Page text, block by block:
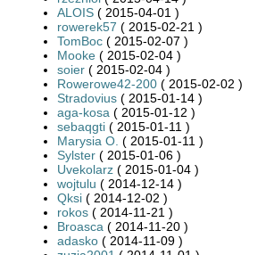
ALOIS ( 2015-04-01 )
rowerek57 ( 2015-02-21 )
TomBoc ( 2015-02-07 )
Mooke ( 2015-02-04 )
soier ( 2015-02-04 )
Rowerowe42-200 ( 2015-02-02 )
Stradovius ( 2015-01-14 )
aga-kosa ( 2015-01-12 )
sebaqgti ( 2015-01-11 )
Marysia O. ( 2015-01-11 )
Sylster ( 2015-01-06 )
Uvekolarz ( 2015-01-04 )
wojtulu ( 2014-12-14 )
Qksi ( 2014-12-02 )
rokos ( 2014-11-21 )
Broasca ( 2014-11-20 )
adasko ( 2014-11-09 )